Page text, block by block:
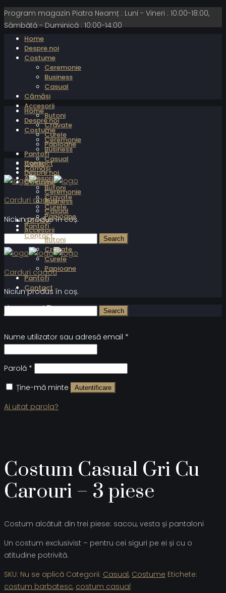
Program magazin Piatra Neamț : Luni - Vineri : 10:00-18:00,
Sâmbătă - Duminică : 10:00-14:00
Home
Despre noi
Costume
Ceremonie
Business
Casual
Cămăși
Accesorii
Butoni
Cravate
Curele
Papioane
Pantofi
Contact
Carduri cadou
Niciun produs în coș.
Home
Despre noi
Costume
Ceremonie
Business
Casual
Cămăși
Accesorii
Butoni
Cravate
Curele
Papioane
Pantofi
Contact
Carduri cadou
Niciun produs în coș.
Home
Despre noi
Costume
Ceremonie
Business
Casual
Cămăși
Accesorii
Butoni
Cravate
Curele
Papioane
Pantofi
Contact
Autentificare
Nume utilizator sau adresă email *
Parolă *
Ține-mă minte
Autentificare
Ai uitat parola?
Costum Casual Gri Cu
Carouri – 3 piese
Costum alcătuit din trei piese: sacou, vesta și pantaloni
Un costum exclusivist – pentru cei siguri pe ei și cu o
atitudine potrivită.
SKU: Nu se aplică Categorii: Casual, Costume Etichete:
costum barbatesc, costum casual